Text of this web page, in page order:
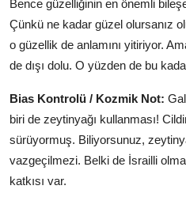
Bence güzelliğinin en önemli
Çünkü ne kadar güzel olursanız
o güzellik de anlamını yitiriyor.
de dışı dolu. O yüzden de bu
Bias Kontrolü / Kozmik Not:
biri de zeytinyağı kullanması!
sürüyormuş. Biliyorsunuz,
vazgeçilmezi. Belki de İsrailli
katkısı var.